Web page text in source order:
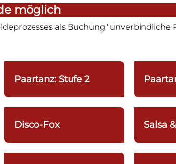
möglich
als Buchung "unverbindliche
Paartanz: Stufe 2
Disco-Fox Salsa